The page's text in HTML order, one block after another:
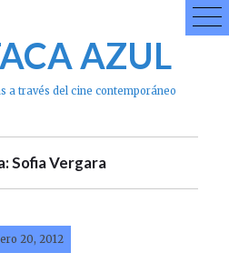
AZUL
a través del cine contemporáneo
Sofia Vergara
20, 2012